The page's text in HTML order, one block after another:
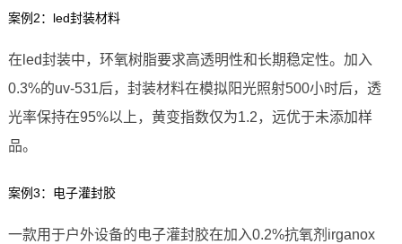
案例2：led封装材料
在led封装中，环氧树脂要求高透明性和长期稳定性。加入
0.3%的uv-531后，封装材料在模拟阳光照射500小时后，透
光率保持在95%以上，黄变指数仅为1.2，远优于未添加样
品。
案例3：电子灌封胶
一款用于户外设备的电子灌封胶在加入0.2%抗氧剂irganox